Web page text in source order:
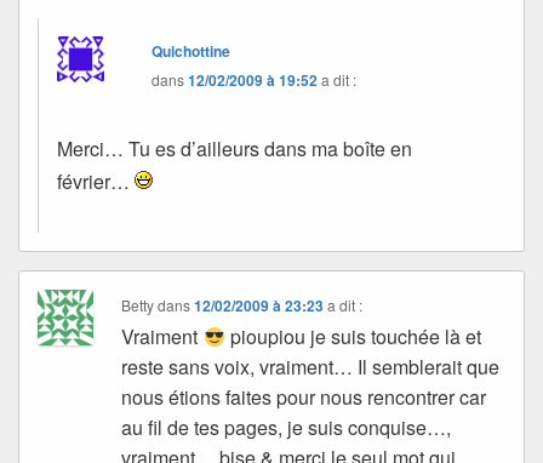
Quichottine
dans12/02/2009 à 19:52 a dit :
Merci… Tu es d’ailleurs dans ma boîte en
février…
Bettydans12/02/2009 à 23:23 a dit :
Vraiment
pioupiou je suis touchée là et
reste sans voix, vraiment… Il semblerait que
nous étions faites pour nous rencontrer car
au fil de tes pages, je suis conquise…,